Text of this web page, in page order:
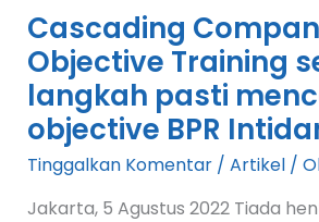
Cascading
Objective Training
langkah pasti
objective BPR
Tinggalkan Komentar / Artikel/
Jakarta, 5 Agustus 2022 Tiada
BPR
Intidana